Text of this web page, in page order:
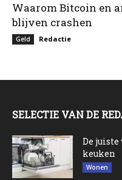
Waarom Bitcoin en
blijven crashen
Geld Redactie
SELECTIE VAN DE
De juiste
keuken
Wonen